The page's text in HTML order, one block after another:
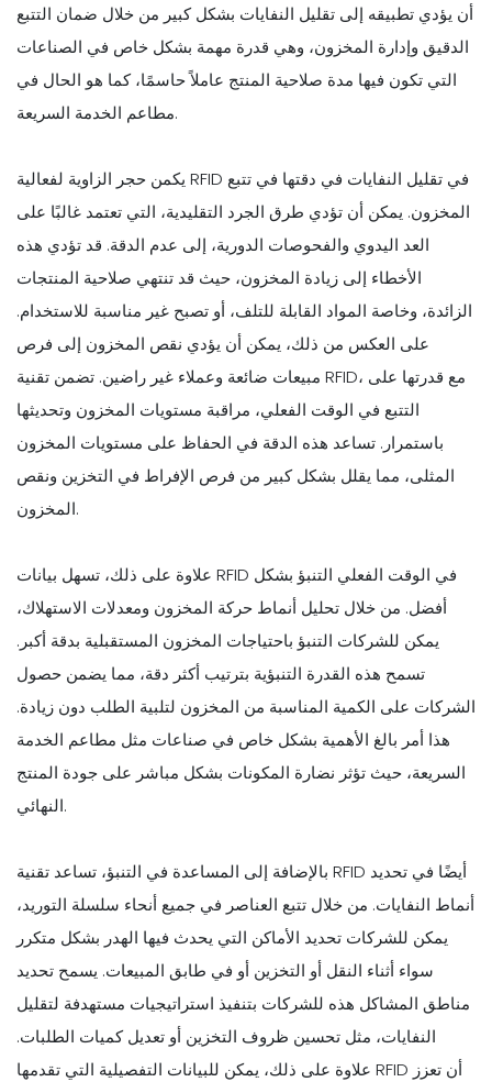
أن يؤدي تطبيقه إلى تقليل النفايات بشكل كبير من خلال ضمان التتبع
الدقيق وإدارة المخزون، وهي قدرة مهمة بشكل خاص في الصناعات
التي تكون فيها مدة صلاحية المنتج عاملاً حاسمًا، كما هو الحال في
مطاعم الخدمة السريعة.
يكمن حجر الزاوية لفعالية RFID في تقليل النفايات في دقتها في تتبع
المخزون. يمكن أن تؤدي طرق الجرد التقليدية، التي تعتمد غالبًا على
العد اليدوي والفحوصات الدورية، إلى عدم الدقة. قد تؤدي هذه
الأخطاء إلى زيادة المخزون، حيث قد تنتهي صلاحية المنتجات
الزائدة، وخاصة المواد القابلة للتلف، أو تصبح غير مناسبة للاستخدام.
على العكس من ذلك، يمكن أن يؤدي نقص المخزون إلى فرص
مبيعات ضائعة وعملاء غير راضين. تضمن تقنية RFID، مع قدرتها على
التتبع في الوقت الفعلي، مراقبة مستويات المخزون وتحديثها
باستمرار. تساعد هذه الدقة في الحفاظ على مستويات المخزون
المثلى، مما يقلل بشكل كبير من فرص الإفراط في التخزين ونقص
المخزون.
علاوة على ذلك، تسهل بيانات RFID في الوقت الفعلي التنبؤ بشكل
أفضل. من خلال تحليل أنماط حركة المخزون ومعدلات الاستهلاك،
يمكن للشركات التنبؤ باحتياجات المخزون المستقبلية بدقة أكبر.
تسمح هذه القدرة التنبؤية بترتيب أكثر دقة، مما يضمن حصول
الشركات على الكمية المناسبة من المخزون لتلبية الطلب دون زيادة.
هذا أمر بالغ الأهمية بشكل خاص في صناعات مثل مطاعم الخدمة
السريعة، حيث تؤثر نضارة المكونات بشكل مباشر على جودة المنتج
النهائي.
بالإضافة إلى المساعدة في التنبؤ، تساعد تقنية RFID أيضًا في تحديد
أنماط النفايات. من خلال تتبع العناصر في جميع أنحاء سلسلة التوريد،
يمكن للشركات تحديد الأماكن التي يحدث فيها الهدر بشكل متكرر
سواء أثناء النقل أو التخزين أو في طابق المبيعات. يسمح تحديد
مناطق المشاكل هذه للشركات بتنفيذ استراتيجيات مستهدفة لتقليل
النفايات، مثل تحسين ظروف التخزين أو تعديل كميات الطلبات.
علاوة على ذلك، يمكن للبيانات التفصيلية التي تقدمها RFID أن تعزز